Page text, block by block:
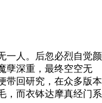
一人。后忽必烈自觉颜
孽深重，最终空空无
带回研究，在众多版本
，而衣钵达摩真经门系